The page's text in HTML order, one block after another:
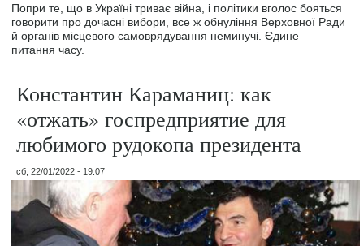
Попри те, що в Україні триває війна, і політики вголос бояться
говорити про дочасні вибори, все ж обнуління Верховної Ради
й органів місцевого самоврядування неминучі. Єдине –
питання часу.
Константин Караманиц: как
«отжать» госпредприятие для
любимого рудокопа президента
сб, 22/01/2022 - 19:07